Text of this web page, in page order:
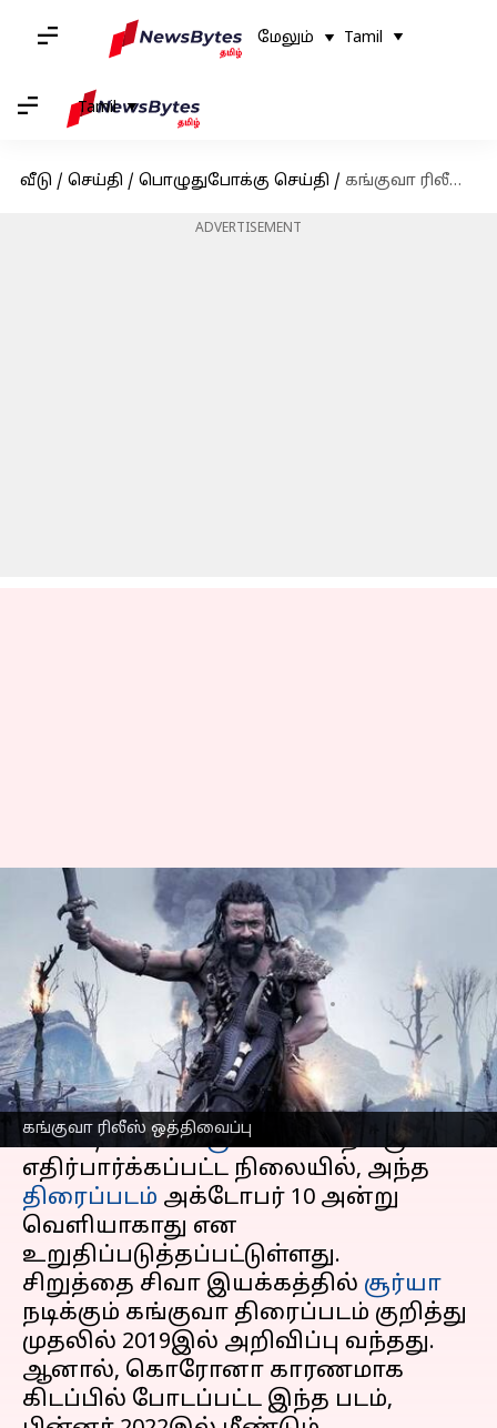
மேலும் Tamil
Tamil
வீடு / செய்தி / பொழுதுபோக்கு செய்தி / கங்குவா ரிலீஸ் தேதி ஒத்திவைப்பு; நடிகர் சூர்யா அறிவிப்பு
ADVERTISEMENT
கங்குவா ரிலீஸ் ஒத்திவைப்பு
கங்குவா ரிலீஸ் தேதி
ஒத்திவைப்பு; நடிகர்
சூர்யா அறிவிப்பு
எழுதியவர் Sekar Chinnappan Sep 01, 2024
செய்தி முன்னோட்டம்
ரஜினிகாந்தின் வேட்டையனுக்கு
போட்டியாககங்குவாகளமிறங்கும் என
எதிர்பார்க்கப்பட்ட நிலையில், அந்த
திரைப்படம் அக்டோபர் 10 அன்று
வெளியாகாது என
உறுதிப்படுத்தப்பட்டுள்ளது.
சிறுத்தை சிவா இயக்கத்தில் சூர்யா
நடிக்கும் கங்குவா திரைப்படம் குறித்து
முதலில் 2019இல் அறிவிப்பு வந்தது.
ஆனால், கொரோனா காரணமாக
கிடப்பில் போடப்பட்ட இந்த படம்,